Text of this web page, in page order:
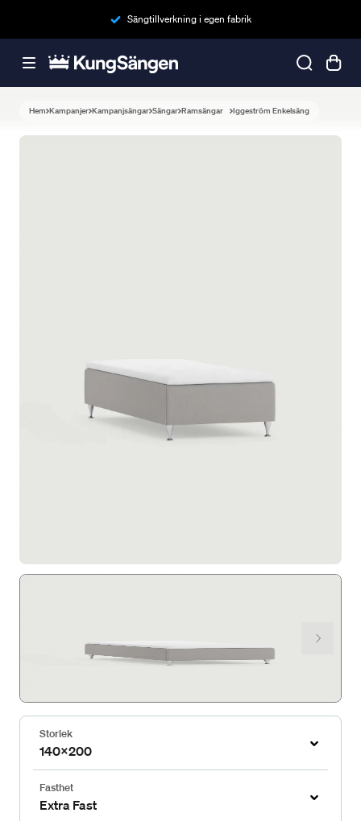
Sängtillverkning i egen fabrik
Hem Kampanjer Kampanjsängar Sängar Ramsängar Iggeström Enkelsäng
Storlek
140x200
Fasthet
Extra Fast